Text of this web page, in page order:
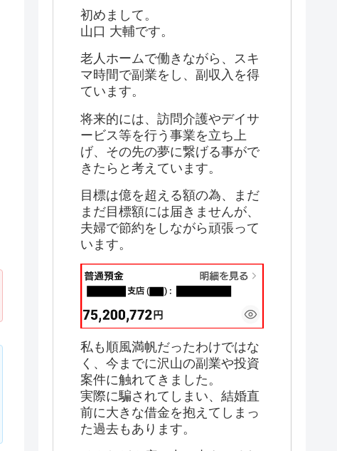
初めまして。
山口 大輔です。
老人ホームで働きながら、スキ
マ時間で副業をし、副収入を得
ています。
将来的には、訪問介護やデイサ
ービス等を行う事業を立ち上
げ、その先の夢に繋げる事がで
きたらと考えています。
目標は億を超える額の為、まだ
まだ目標額には届きませんが、
夫婦で節約をしながら頑張って
います。
私も順風満帆だったわけではな
く、今までに沢山の副業や投資
案件に触れてきました。
実際に騙されてしまい、結婚直
前に大きな借金を抱えてしまっ
た過去もあります。